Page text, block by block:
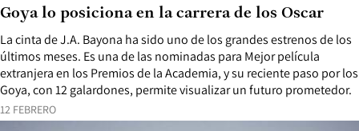
12 FEBRERO
La cinta de J.A. Bayona ha sido uno de los grandes estrenos de los
últimos meses. Es una de las nominadas para Mejor película
extranjera en los Premios de la Academia, y su reciente paso por los
Goya, con 12 galardones, permite visualizar un futuro prometedor.
Goya lo posiciona en la carrera de los Oscar